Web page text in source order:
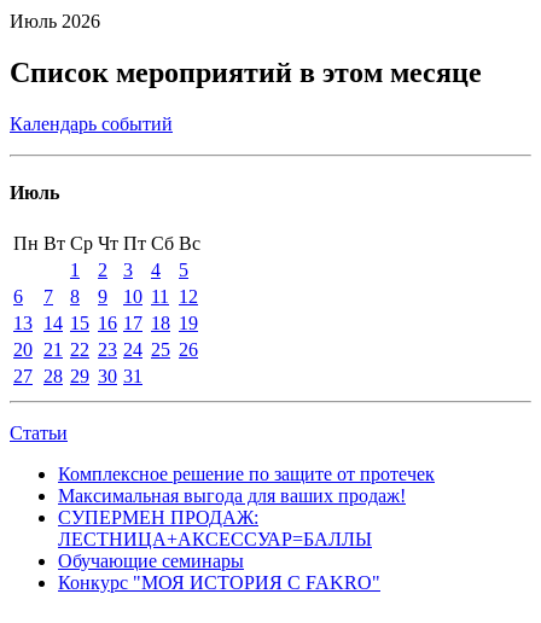
Июль 2026
Список мероприятий в этом месяце
Календарь событий
Июль
Пн Вт Ср Чт Пт Сб Вс
1
2 3 4
5
6
7 8 9 10 11
12
13 14 15 16 17 18 19
20 21 22 23 24 25 26
27 28 29 30 31
Статьи
Комплексное решение по защите от протечек
Максимальная выгода для ваших продаж!
СУПЕРМЕН ПРОДАЖ:
ЛЕСТНИЦА+АКСЕССУАР=БАЛЛЫ
Обучающие семинары
Конкурс "МОЯ ИСТОРИЯ С FAKRO"